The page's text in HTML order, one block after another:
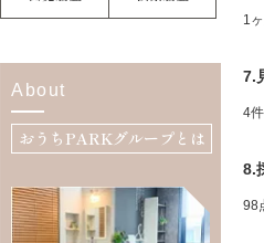
1
7.
4件
8.
98
About
おうちPARKグループとは